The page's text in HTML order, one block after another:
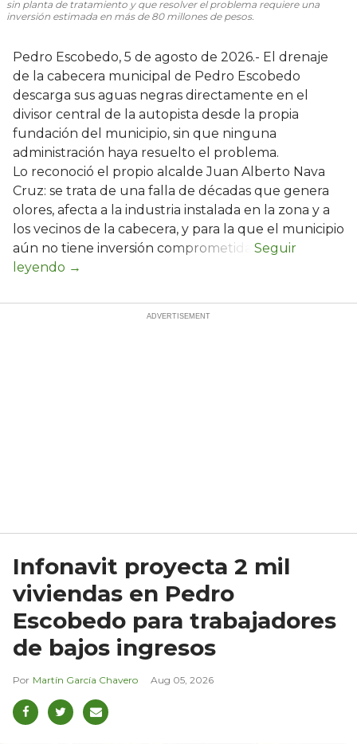
sin planta de tratamiento y que resolver el problema requiere una
inversión estimada en más de 80 millones de pesos.
Pedro Escobedo, 5 de agosto de 2026.- El drenaje
de la cabecera municipal de Pedro Escobedo
descarga sus aguas negras directamente en el
divisor central de la autopista desde la propia
fundación del municipio, sin que ninguna
administración haya resuelto el problema.
Lo reconoció el propio alcalde Juan Alberto Nava
Cruz: se trata de una falla de décadas que genera
olores, afecta a la industria instalada en la zona y a
los vecinos de la cabecera, y para la que el municipio
aún no tiene inversión comprometida.
Infonavit proyecta 2 mil
viviendas en Pedro
Escobedo para trabajadores
de bajos ingresos
Martín García Chavero Aug 05, 2026